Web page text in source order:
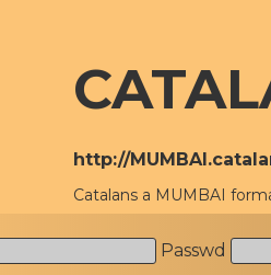
http://
Catalans a MUMBAI
Passwd